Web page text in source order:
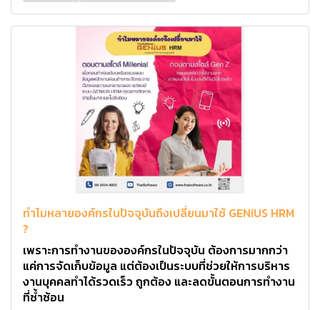
ทำไมหลายองค์กรในปัจจุบันถึงเปลี่ยนมาใช้ GENiUS HRM
?
เพราะการทำงานขององค์กรในปัจจุบัน ต้องการมากกว่า
แค่การจัดเก็บข้อมูล แต่ต้องเป็นระบบที่ช่วยให้การบริหาร
งานบุคคลทำได้รวดเร็ว ถูกต้อง และลดขั้นตอนการทำงาน
ที่ซ้ำซ้อน